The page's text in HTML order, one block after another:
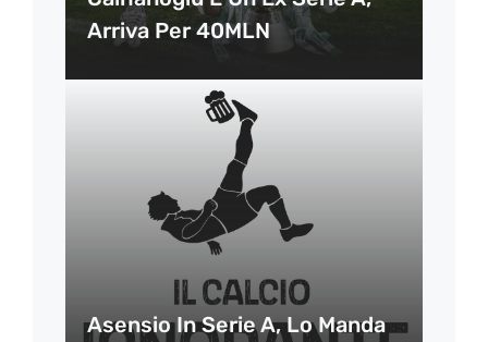
Arriva Per 40MLN
Asensio In Serie A, Lo Manda